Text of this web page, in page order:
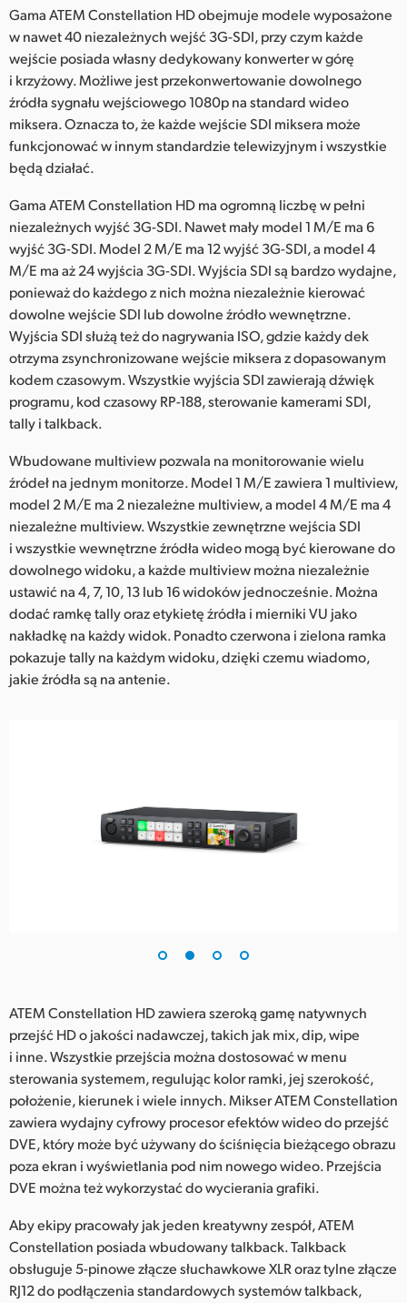
Gama ATEM Constellation HD obejmuje modele wyposażone
w nawet 40 niezależnych wejść 3G-SDI, przy czym każde
wejście posiada własny dedykowany konwerter w górę
i krzyżowy. Możliwe jest przekonwertowanie dowolnego
źródła sygnału wejściowego 1080p na standard wideo
miksera. Oznacza to, że każde wejście SDI miksera może
funkcjonować w innym standardzie telewizyjnym i wszystkie
będą działać.
Gama ATEM Constellation HD ma ogromną liczbę w pełni
niezależnych wyjść 3G-SDI. Nawet mały model 1 M/E ma 6
wyjść 3G-SDI. Model 2 M/E ma 12 wyjść 3G-SDI, a model 4
M/E ma aż 24 wyjścia 3G-SDI. Wyjścia SDI są bardzo wydajne,
ponieważ do każdego z nich można niezależnie kierować
dowolne wejście SDI lub dowolne źródło wewnętrzne.
Wyjścia SDI służą też do nagrywania ISO, gdzie każdy dek
otrzyma zsynchronizowane wejście miksera z dopasowanym
kodem czasowym. Wszystkie wyjścia SDI zawierają dźwięk
programu, kod czasowy RP-188, sterowanie kamerami SDI,
tally i talkback.
Wbudowane multiview pozwala na monitorowanie wielu
źródeł na jednym monitorze. Model 1 M/E zawiera 1 multiview,
model 2 M/E ma 2 niezależne multiview, a model 4 M/E ma 4
niezależne multiview. Wszystkie zewnętrzne wejścia SDI
i wszystkie wewnętrzne źródła wideo mogą być kierowane do
dowolnego widoku, a każde multiview można niezależnie
ustawić na 4, 7, 10, 13 lub 16 widoków jednocześnie. Można
dodać ramkę tally oraz etykietę źródła i mierniki VU jako
nakładkę na każdy widok. Ponadto czerwona i zielona ramka
pokazuje tally na każdym widoku, dzięki czemu wiadomo,
jakie źródła są na antenie.
ATEM Constellation HD zawiera szeroką gamę natywnych
przejść HD o jakości nadawczej, takich jak mix, dip, wipe
i inne. Wszystkie przejścia można dostosować w menu
sterowania systemem, regulując kolor ramki, jej szerokość,
położenie, kierunek i wiele innych. Mikser ATEM Constellation
zawiera wydajny cyfrowy procesor efektów wideo do przejść
DVE, który może być używany do ściśnięcia bieżącego obrazu
poza ekran i wyświetlania pod nim nowego wideo. Przejścia
DVE można też wykorzystać do wycierania grafiki.
Aby ekipy pracowały jak jeden kreatywny zespół, ATEM
Constellation posiada wbudowany talkback. Talkback
obsługuje 5-pinowe złącze słuchawkowe XLR oraz tylne złącze
RJ12 do podłączenia standardowych systemów talkback,